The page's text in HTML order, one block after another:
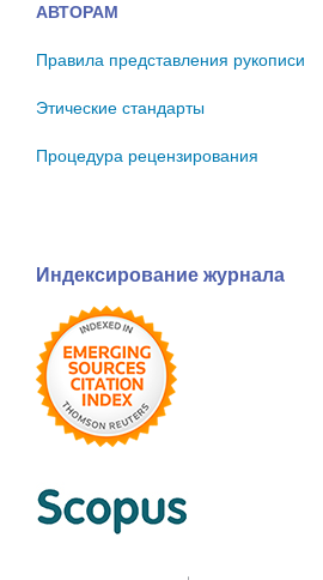
АВТОРАМ
Правила представления рукописи
Этические стандарты
Процедура рецензирования
Индексирование журнала